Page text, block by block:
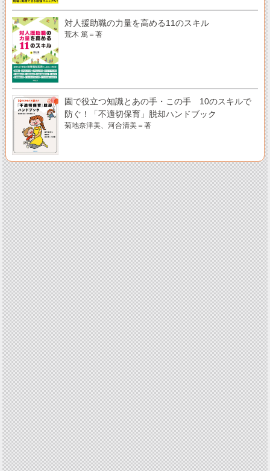
対人援助職の力量を高める11のスキル
荒木 篤＝著
園で役立つ知識とあの手・この手 10のスキルで
防ぐ！「不適切保育」脱却ハンドブック
菊地奈津美、河合清美＝著